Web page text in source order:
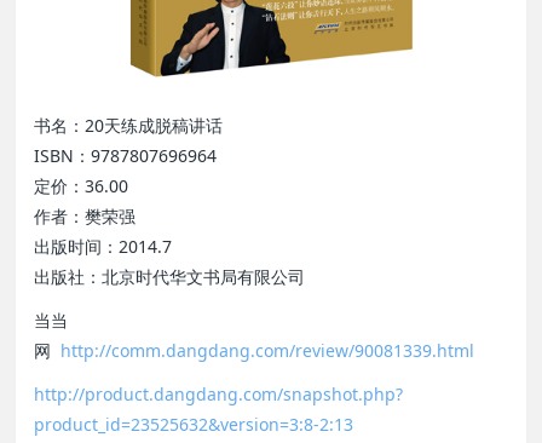
书名：20天练成脱稿讲话
ISBN：9787807696964
定价：36.00
作者：樊荣强
出版时间：2014.7
出版社：北京时代华文书局有限公司
当当
网 http://comm.dangdang.com/review/90081339.html
http://product.dangdang.com/snapshot.php?
product_id=23525632&version=3:8-2:13